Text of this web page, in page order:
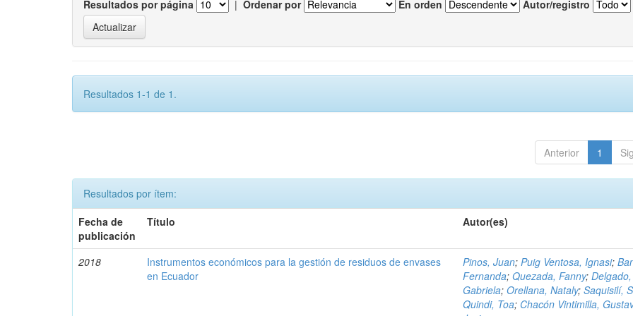
Resultados por página | Ordenar por En orden Autor/registro
Resultados 1-1 de 1.
Anterior 1
Resultados por ítem:
Fecha de
publicación
Título Autor(es)
2018
Instrumentos económicos para la gestión de residuos de envases
en Ecuador
Pinos, Juan;Puig Ventosa, Ignasi;
Fernanda;Quezada, Fanny;Delgado,
Gabriela;Orellana, Nataly;Saquisilí,
Quindi, Toa; Chacón Vintimilla,